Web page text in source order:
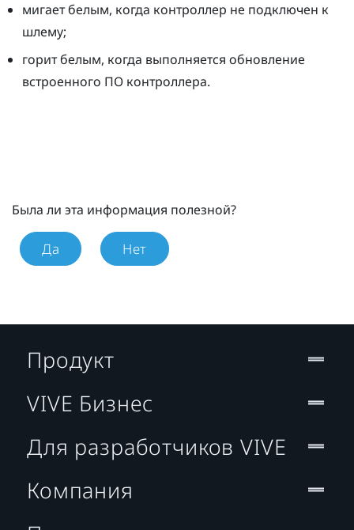
мигает белым, когда контроллер не подключен к
шлему;
горит белым, когда выполняется обновление
встроенного ПО контроллера.
Была ли эта информация полезной?
Да Нет
Продукт
VIVE Бизнес
Для разработчиков VIVE
Компания